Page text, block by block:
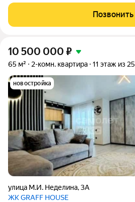
Позвонить
10 500 000 ₽
65 м² 2-комн. квартира 11 этаж из 25
новостройка
улица М.И. Неделина,3А
ЖК GRAFF HOUSE